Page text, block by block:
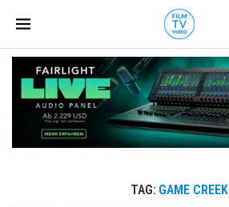
TAG: GAME CREEK